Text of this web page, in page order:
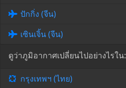
ปักกิ่ง (จีน)
เซินเจิ้น (จีน)
ดูว่าภูมิอากาศเปลี่ยนไปอย่างไรใน:
กรุงเทพฯ (ไทย)